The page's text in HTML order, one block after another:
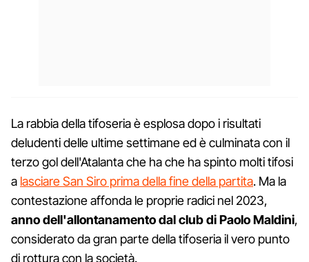
La rabbia della tifoseria è esplosa dopo i risultati
deludenti delle ultime settimane ed è culminata con il
terzo gol dell'Atalanta che ha che ha spinto molti tifosi
a lasciare San Siro prima della fine della partita. Ma la
contestazione affonda le proprie radici nel 2023,
anno dell'allontanamento dal club di Paolo Maldini,
considerato da gran parte della tifoseria il vero punto
di rottura con la società.